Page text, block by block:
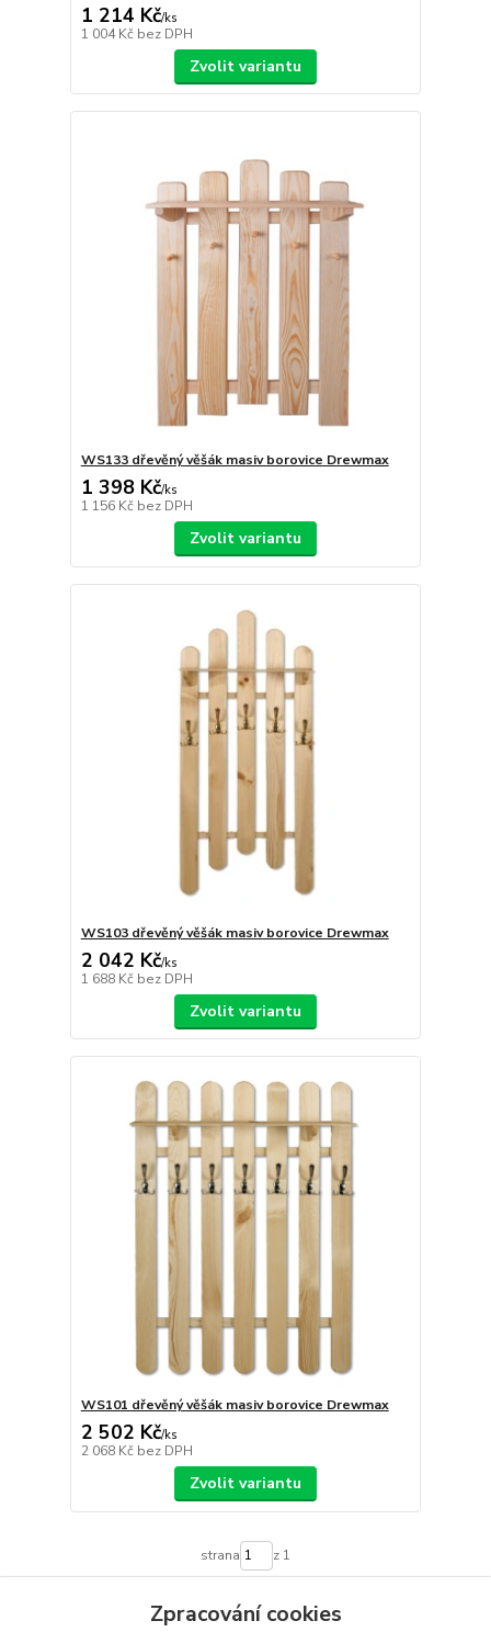
1 214 Kč/ks
1 004 Kč bez DPH
Zvolit variantu
WS133 dřevěný věšák masiv borovice Drewmax
1 398 Kč/ks
1 156 Kč bez DPH
Zvolit variantu
WS103 dřevěný věšák masiv borovice Drewmax
2 042 Kč/ks
1 688 Kč bez DPH
Zvolit variantu
WS101 dřevěný věšák masiv borovice Drewmax
2 502 Kč/ks
2 068 Kč bez DPH
Zvolit variantu
strana z 1
Zpracování cookies